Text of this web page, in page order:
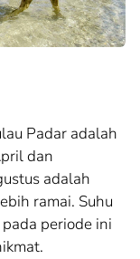
Padar adalah
dan
adalah
ramai. Suhu
periode ini